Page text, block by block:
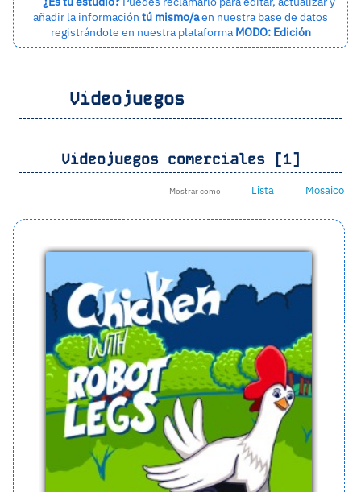
añadir la información tú mismo/aen nuestra base de datos
registrándote en nuestra plataforma MODO: Edición
Videojuegos
Videojuegos comerciales [1]
Mostrar como Lista Mosaico